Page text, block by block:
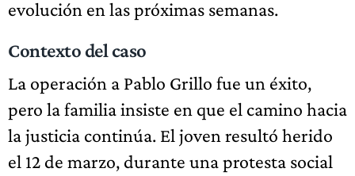
evolución en las próximas semanas.
Contexto del caso
La operación a Pablo Grillo fue un éxito,
pero la familia insiste en que el camino hacia
la justicia continúa. El joven resultó herido
el 12 de marzo, durante una protesta social